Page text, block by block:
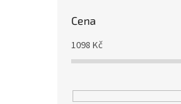
Cena
1098 Kč